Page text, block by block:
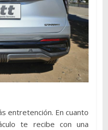
entretención. En cuanto
te recibe con una